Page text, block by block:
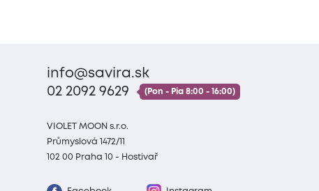
info@savira.sk
02 2092 9629
(Pon - Pia 8:00 - 16:00)
VIOLET MOON s.r.o.
Průmyslová 1472/11
102 00 Praha 10 - Hostivař